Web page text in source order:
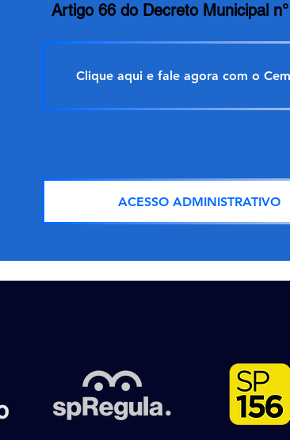
Artigo 66 do Decreto Municipal
Clique aqui e fale agora com o
ACESSO ADMINISTRATIVO